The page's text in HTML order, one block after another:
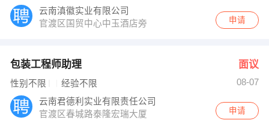
云南滇徽实业有限公司
官渡区国贸中心中玉酒店旁
申请
包装工程师助理 面议
性别不限 经验不限
08-07
云南君德利实业有限责任公司
官渡区春城路泰隆宏瑞大厦
申请